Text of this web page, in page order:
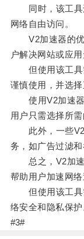
同时，该工具
网络自由访问。
V2加速器的优
户解决网站或应
但使用该工具
谨慎使用，并选
使用V2加速器
用户只需选择所
此外，一些V2
务，如广告过滤和
总之，V2加速
帮助用户加速网络
但使用该工具
络安全和隐私保护
#3#